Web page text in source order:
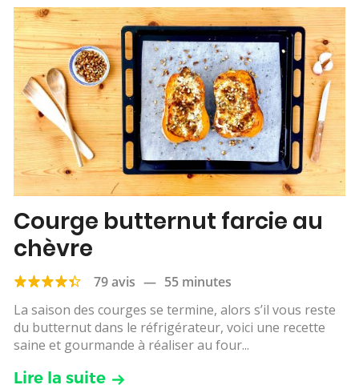
Courge butternut farcie au
chèvre
79 avis — 55 minutes
La saison des courges se termine, alors s’il vous reste
du butternut dans le réfrigérateur, voici une recette
saine et gourmande à réaliser au four...
Lire la suite